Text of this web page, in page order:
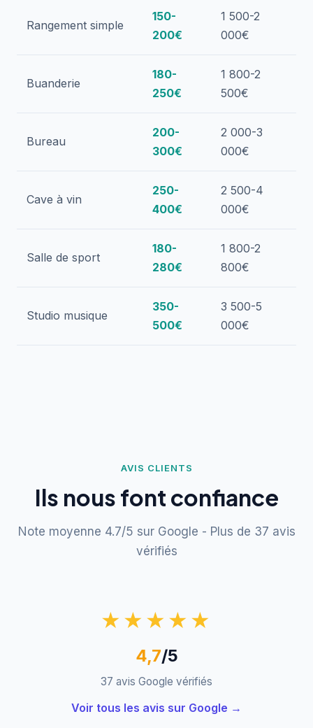
Rangement simple
150-
200€
1 500-2
000€
Buanderie
180-
250€
1 800-2
500€
Bureau
200-
300€
2 000-3
000€
Cave à vin
250-
400€
2 500-4
000€
Salle de sport
180-
280€
1 800-2
800€
Studio musique
350-
500€
3 500-5
000€
AVIS CLIENTS
Ils nous font confiance
Note moyenne 4.7/5 sur Google - Plus de 37 avis
vérifiés
★★★★★
4,7/5
37 avis Google vérifiés
Voir tous les avis sur Google →